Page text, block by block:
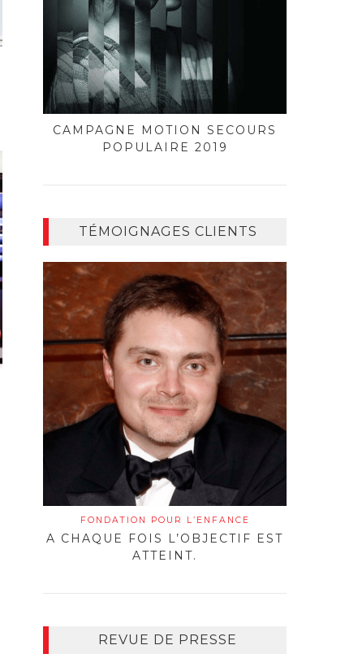
CAMPAGNE MOTION SECOURS
POPULAIRE 2019
TÉMOIGNAGES CLIENTS
FONDATION POUR L’ENFANCE
A CHAQUE FOIS L’OBJECTIF EST
ATTEINT.
REVUE DE PRESSE